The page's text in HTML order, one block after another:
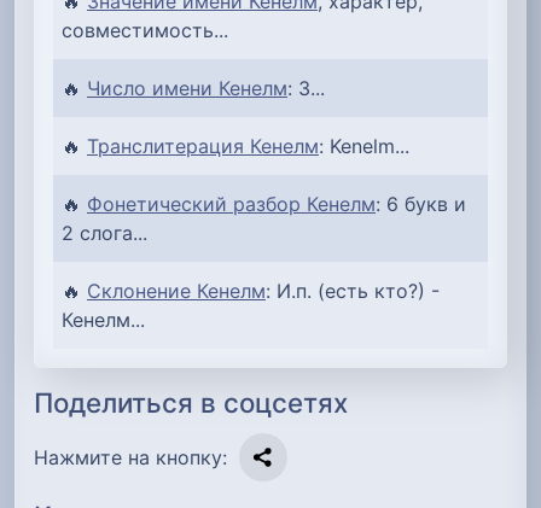
совместимость...
🔥 Число имени Кенелм: 3...
🔥 Транслитерация Кенелм: Kenelm...
🔥 Фонетический разбор Кенелм: 6 букв и
2 слога...
🔥 Склонение Кенелм: И.п. (есть кто?) -
Кенелм...
Поделиться в соцсетях
Нажмите на кнопку: